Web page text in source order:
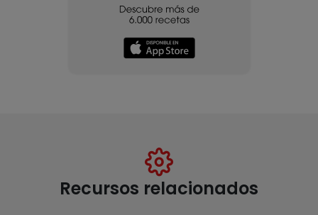
Recursos relacionados